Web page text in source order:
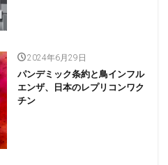
2024年6月29日
パンデミック条約と鳥インフル
エンザ、日本のレプリコンワク
チン